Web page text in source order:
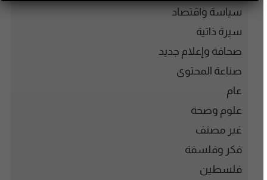
سياسة واقتصاد
سيرة ذاتية
صحافة وإعلام جديد
صناعة المحتوى
عام
علوم وصحة
غير مصنف
فكر وفلسفة
فلسطين